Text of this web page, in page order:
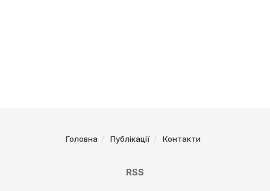
Головна Публікації Контакти
RSS